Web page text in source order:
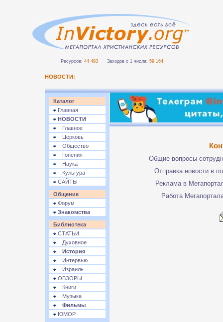
Ресурсов: 44 493 Заходов с 1 числа: 59 164
НОВОСТИ:
Каталог
Главная
НОВОСТИ
Главное
Церковь
Общество
Гонения
Наука
Культура
САЙТЫ
Общение
Форум
Знакомства
Библиотека
СТАТЬИ
Духовное
История
Интервью
Израиль
ОБЗОРЫ
Книги
Музыка
Фильмы
ЮМОР
Общие вопросы
Отправка новости в
Реклама в
Работа